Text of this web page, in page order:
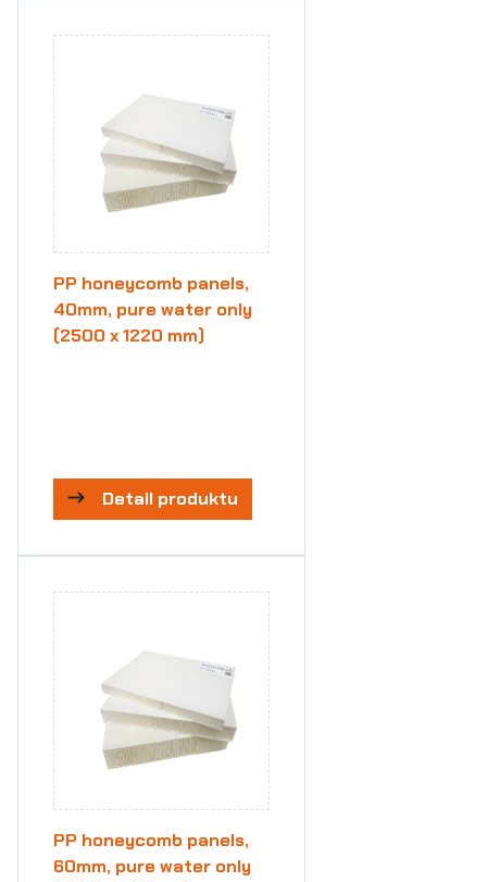
PP honeycomb panels,
40mm, pure water only
(2500 x 1220 mm)
Detail produktu
PP honeycomb panels,
60mm, pure water only